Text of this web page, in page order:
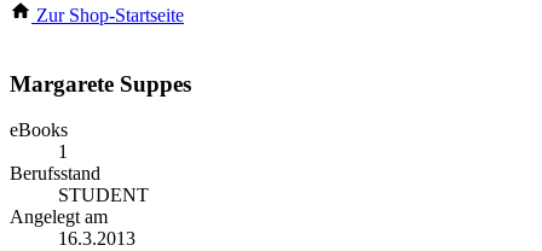
Zur Shop-Startseite
Margarete Suppes
eBooks
1
Berufsstand
STUDENT
Angelegt am
16.3.2013